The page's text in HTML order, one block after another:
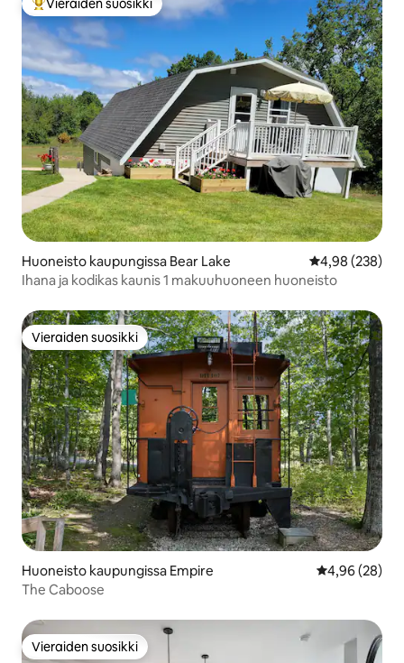
Vieraiden suosikkien parhaimmistoa
Vieraiden suosikki
Huoneisto kaupungissa Bear Lake
4,98 (238)
Ihana ja kodikas kaunis 1 makuuhuoneen huoneisto
Vieraiden suosikki
Vieraiden suosikki
Huoneisto kaupungissa Empire
4,96 (28)
The Caboose
Vieraiden suosikki
Vieraiden suosikki